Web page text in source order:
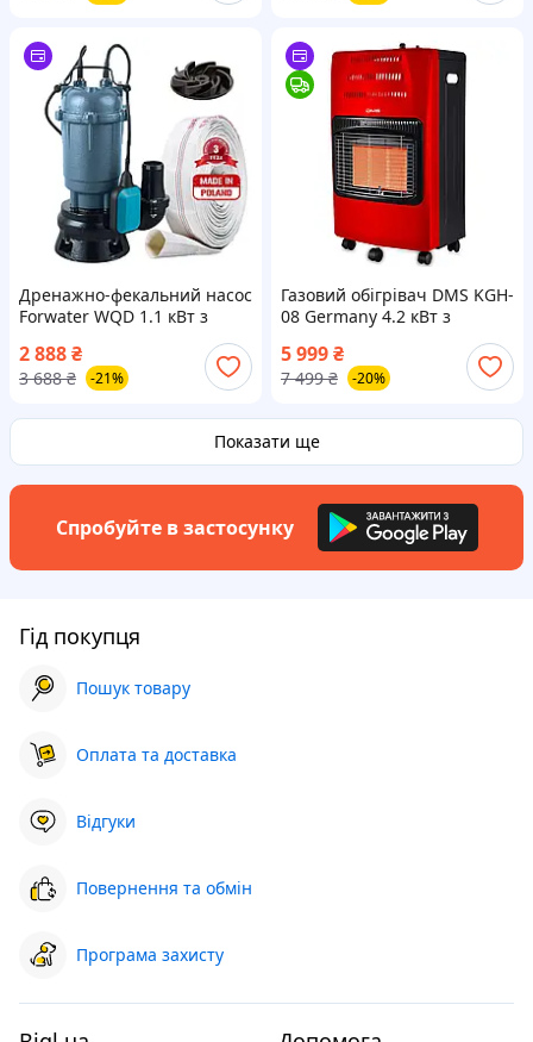
Дренажно-фекальний насос
Forwater WQD 1.1 кВт з
10м(або20м)
2 888₴
3 688 ₴ -21%
Газовий обігрівач DMS KGH-
08 Germany 4.2 кВт з
(БЕЗ БАЛОНУ) RED
5 999₴
7 499 ₴ -20%
Показати ще
Спробуйте в застосунку
Гід покупця
Пошук товару
Оплата та доставка
Відгуки
Повернення та обмін
Програма захисту